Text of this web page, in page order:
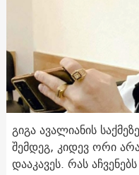
გიგა ავალიანის
შემდეგ, კიდევ ორი
დააკავეს. რას